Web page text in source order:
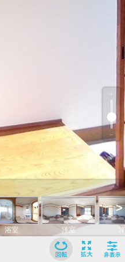
浴室 洋室
>
﹢
﹣